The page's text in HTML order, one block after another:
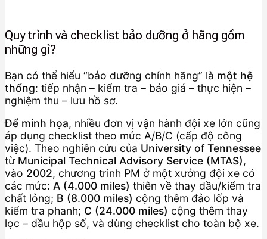
Quy trình và checklist bảo dưỡng ở hãng gồm
những gì?
Bạn có thể hiểu “bảo dưỡng chính hãng” là một hệ
thống: tiếp nhận – kiểm tra – báo giá – thực hiện –
nghiệm thu – lưu hồ sơ.
Để minh họa, nhiều đơn vị vận hành đội xe lớn cũng
áp dụng checklist theo mức A/B/C (cấp độ công
việc). Theo nghiên cứu của University of Tennessee
từ Municipal Technical Advisory Service (MTAS),
vào 2002, chương trình PM ở một xưởng đội xe có
các mức: A (4.000 miles) thiên về thay dầu/kiểm tra
chất lỏng; B (8.000 miles) cộng thêm đảo lốp và
kiểm tra phanh; C (24.000 miles) cộng thêm thay
lọc – dầu hộp số, và dùng checklist cho toàn bộ xe.